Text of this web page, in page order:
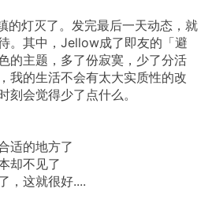
的灯灭了。发完最后一天动态，就
。其中，Jellow成了即友的「避
的主题，多了份寂寞，少了分活
我的生活不会有太大实质性的改
刻会觉得少了点什么。
适的地方了
却不见了
，这就很好....